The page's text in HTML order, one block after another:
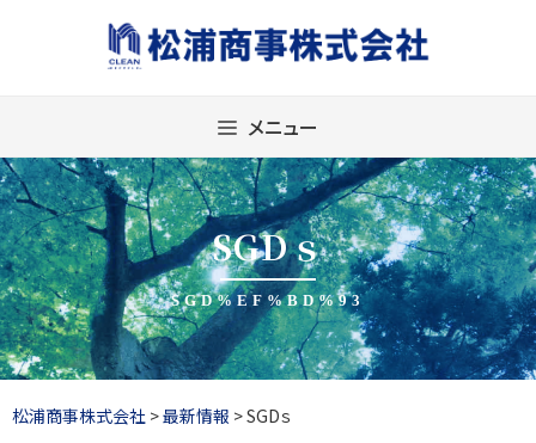
メニュー
SGDｓ
SGD%EF%BD%93
松浦商事株式会社 >最新情報 >SGDｓ